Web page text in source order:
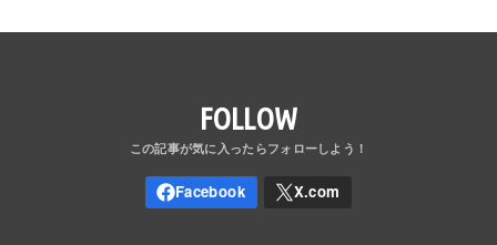
FOLLOW